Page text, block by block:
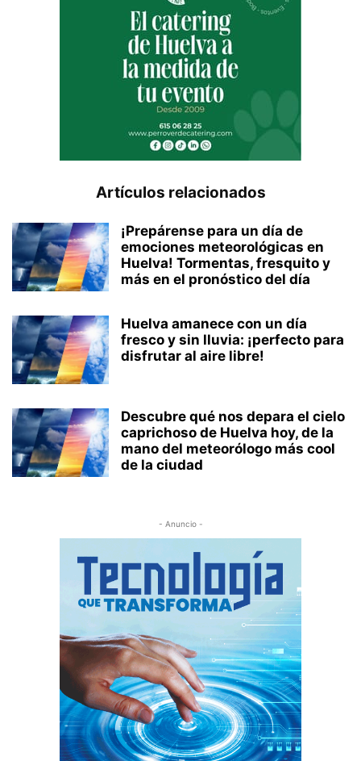
Artículos relacionados
¡Prepárense para un día de
emociones meteorológicas en
Huelva! Tormentas, fresquito y
más en el pronóstico del día
Huelva amanece con un día
fresco y sin lluvia: ¡perfecto para
disfrutar al aire libre!
Descubre qué nos depara el cielo
caprichoso de Huelva hoy, de la
mano del meteorólogo más cool
de la ciudad
- Anuncio -